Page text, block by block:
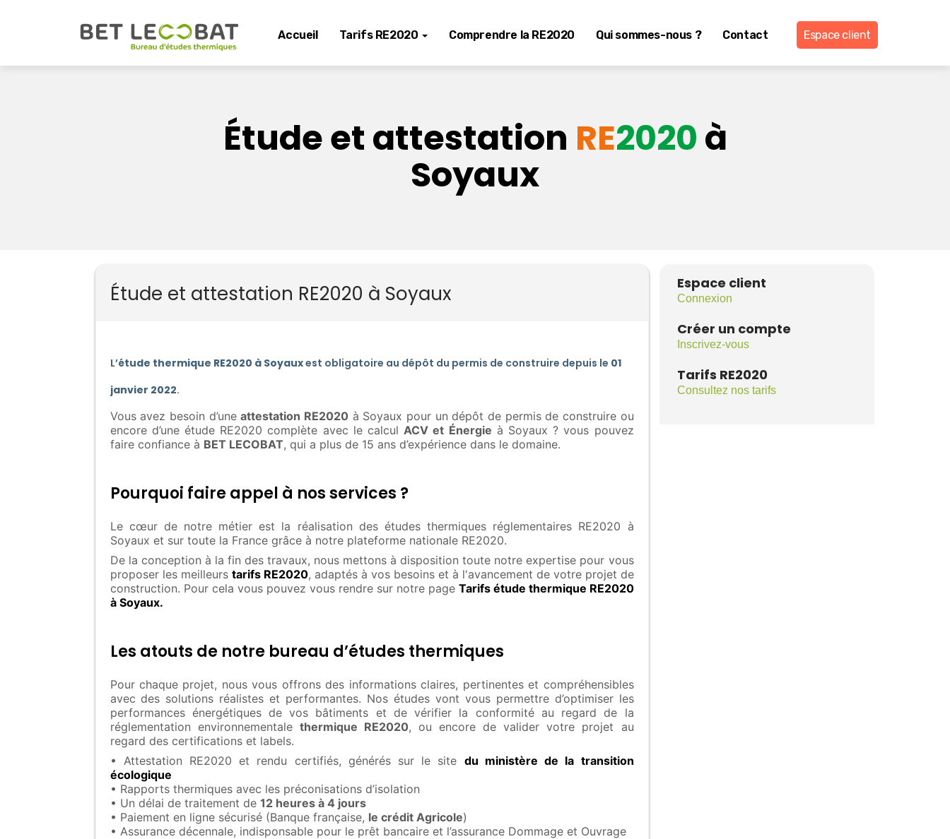
Accueil Tarifs RE2020 Comprendre la RE2020 Qui sommes-nous ? Contact Espace client
Étude et attestation RE2020à
Soyaux
Étude et attestation RE2020 à Soyaux
L’étude thermique RE2020 à Soyauxest obligatoire au dépôt du permis de construire depuis le 01
janvier 2022.
Vous avez besoin d’uneattestation RE2020 à Soyaux pour un dépôt de permis de construire ou
encore d’une étude RE2020 complète avec le calculACV et Énergie à Soyaux ? vous pouvez
faire confiance à BET LECOBAT, qui a plus de 15 ans d’expérience dans le domaine.
Pourquoi faire appel à nos services ?
Le cœur de notre métier est la réalisation des études thermiques réglementaires RE2020 à
Soyaux et sur toute la France grâce à notre plateforme nationale RE2020.
De la conception à la fin des travaux, nous mettons à disposition toute notre expertise pour vous
proposer les meilleurs tarifs RE2020, adaptés à vos besoins et à l'avancement de votre projet de
construction. Pour cela vous pouvez vous rendre sur notre page Tarifs étude thermique RE2020
à Soyaux.
Les atouts de notre bureau d’études thermiques
Pour chaque projet, nous vous offrons des informations claires, pertinentes et compréhensibles
avec des solutions réalistes et performantes. Nos études vont vous permettre d’optimiser les
performances énergétiques de vos bâtiments et de vérifier la conformité au regard de la
réglementation environnementale thermique RE2020, ou encore de valider votre projet au
regard des certifications et labels.
• Attestation RE2020 et rendu certifiés, générés sur le site du ministère de la transition
écologique
• Rapports thermiques avec les préconisations d’isolation
• Un délai de traitement de 12 heures à 4 jours
• Paiement en ligne sécurisé (Banque française, le crédit Agricole)
• Assurance décennale, indisponsable pour le prêt bancaire et l’assurance Dommage et Ouvrage
Espace client
Connexion
Créer un compte
Inscrivez-vous
Tarifs RE2020
Consultez nos tarifs